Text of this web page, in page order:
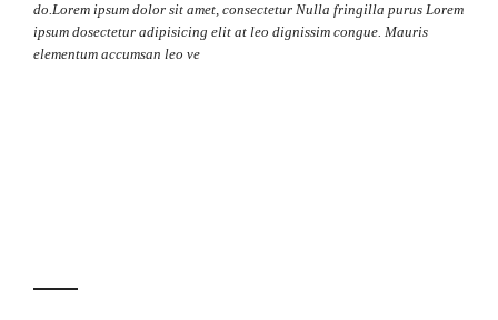
do.Lorem ipsum dolor sit amet, consectetur Nulla fringilla purus Lorem
ipsum dosectetur adipisicing elit at leo dignissim congue. Mauris
elementum accumsan leo ve